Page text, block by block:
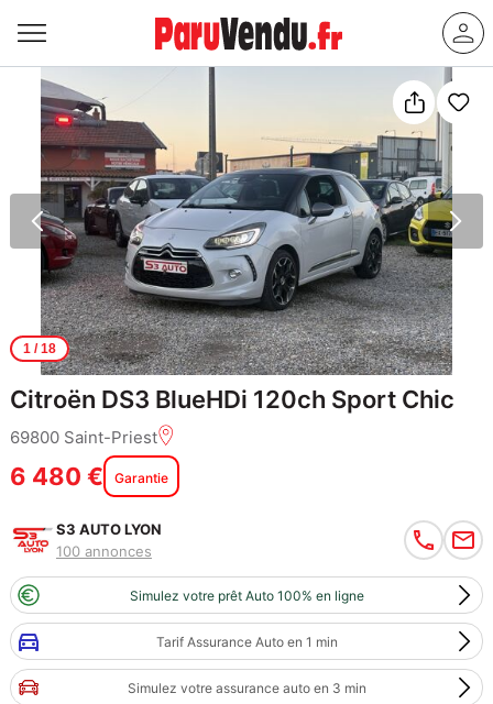
1/ 18
Citroën DS3 BlueHDi 120ch Sport Chic
69800 Saint-Priest
6 480 € Garantie
S3 AUTO LYON
100 annonces
Simulez votre prêt Auto 100% en ligne
Tarif Assurance Auto en 1 min
Simulez votre assurance auto en 3 min